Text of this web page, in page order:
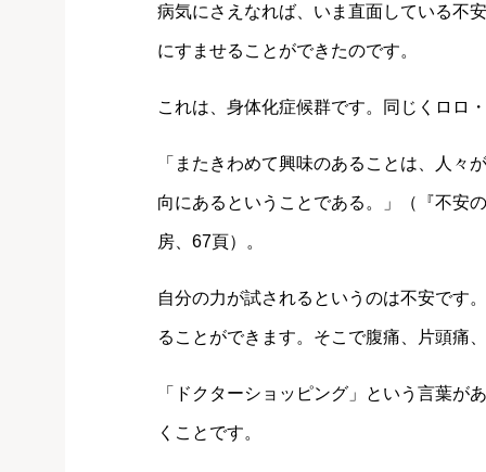
病気にさえなれば、いま直面している不
にすませることができたのです。
これは、身体化症候群です。同じくロロ
「またきわめて興味のあることは、人々
向にあるということである。」（『不安
房、67頁）。
自分の力が試されるというのは不安です
ることができます。そこで腹痛、片頭痛
「ドクターショッピング」という言葉が
くことです。